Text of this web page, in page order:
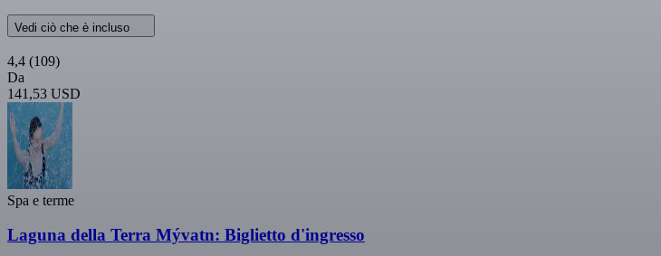
Vedi ciò che è incluso
4,4 (109)
Da
141,53 USD
Spa e terme
Laguna della Terra Mývatn: Biglietto d'ingresso